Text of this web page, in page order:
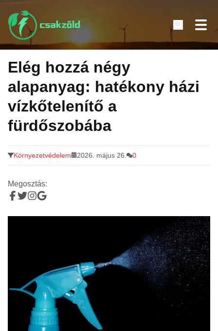
Tovább
tartalomra
Elég hozzá négy
alapanyag: hatékony házi
vízkőtelenítő a
fürdőszobába
Környezetvédelem 2026. május 26. 0
Megosztás: